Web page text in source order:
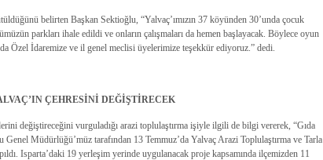
belirten Başkan Sektioğlu, “Yalvaç’ımızın 37 köyünden 30’unda çocuk
parkları ihale edildi ve onların çalışmaları da hemen başlayacak. Böylece oyun
Özel İdaremize ve il genel meclisi üyelerimize teşekkür ediyoruz.” dedi.
ÇEHRESİNİ DEĞİŞTİRECEK
değiştireceğini vurguladığı arazi toplulaştırma işiyle ilgili de bilgi vererek, “Gıda
Genel Müdürlüğü’müz tarafından 13 Temmuz’da Yalvaç Arazi Toplulaştırma ve Tarla
Isparta’daki 19 yerleşim yerinde uygulanacak proje kapsamında ilçemizden 11